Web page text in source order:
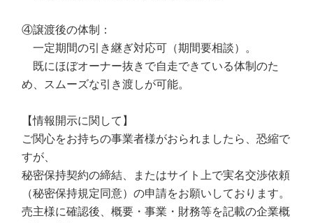
④譲渡後の体制：
一定期間の引き継ぎ対応可（期間要相談）。
既にほぼオーナー抜きで自走できている体制のた
め、スムーズな引き渡しが可能。
【情報開示に関して】
ご関心をお持ちの事業者様がおられましたら、恐縮で
すが、
秘密保持契約の締結、またはサイト上で実名交渉依頼
（秘密保持規定同意）の申請をお願いしております。
売主様に確認後、概要・事業・財務等を記載の企業概